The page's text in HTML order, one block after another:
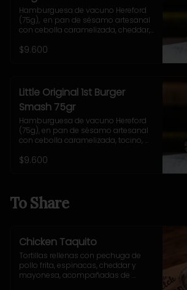
Hamburguesa de vacuno Hereford
(75g),  en pan de sésamo artesanal
con cebolla caramelizada, cheddar,
York. Incluye papas fritas rústicas.
$9.600
Little Original 1st Burger
Smash 75gr
Hamburguesa de vacuno Hereford
(75g), en pan de sésamo artesanal
con cebolla caramelizada, tocino,
casera Uncle Fletch. Incluye papas
$9.600
To Share
Chicken Taquito
Tortillas rellenas con pechuga de
pollo frita, espinacas, cheddar y
mayonesa, acompañadas de